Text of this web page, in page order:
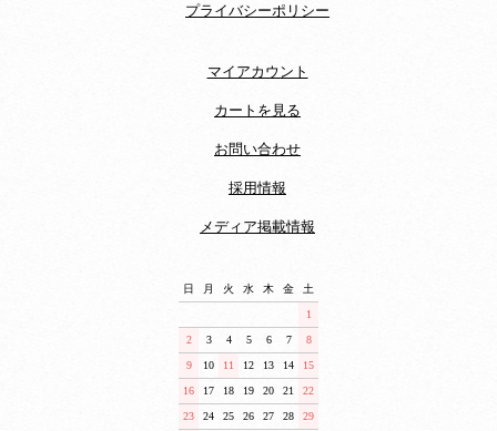
プライバシーポリシー
マイアカウント
カートを見る
お問い合わせ
採用情報
メディア掲載情報
日 月 火 水 木 金 土
1
2 3 4 5 6 7 8
9 10 11 12 13 14 15
16 17 18 19 20 21 22
23 24 25 26 27 28 29